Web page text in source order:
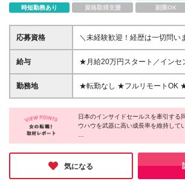
時短勤務あり
資格取得支援 副業OK
応募資格
＼未経験歓迎！経歴は一切問いません
やブランクがある方も大歓迎◎ 特別なスキルより
も、「おしゃべりが好き」「今
はまれば、立派な応募資格です！ 「普段の電話対応
やスムーズな受け答えに自信が
「接客の経験を活かしてスキル
「通勤時間をなくし、家庭と仕
「残業は少なめ、お休み多めで
100%充実させたい」 過去の経験ではなく、これから
のあなたを応援します。 まずは
さい！
給与
★月給20万円スタート／インセ
月給20万円〜40万円＋残業代
回） ※残業代は1分単位で全額支給します ※給与額
りはありません） ＼充実の手当・評価制度／ ＊昇給
年2回（6月、12月）昇給率最大
センティブ年4回（売上目標の達
勤務地
★転勤なし ★フルリモートOK ★U
どこからでも、あなたの「働き
フルリモートワークを導入して
ュや満員電車とは無縁の毎日で
活用しませんか？ フルリモートワークだからこそ得
勤時間ゼロ！／ これまで通勤
を、趣味や勉強、家族との時間
仕事後のプライベートも大充実です！ ＼居
日本のインサイドセールスを牽引する
ウハウを武器に高い成長率を維持して
何よりの魅力は、全国どこからでも勤
トワーク】。
場所に縛られない働き方を実現しなが
ができる評価制度や環境が整っていま
「ワークライフバランスを大切にした
気になる